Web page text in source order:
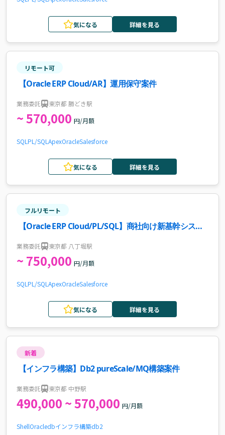
気になる 詳細を見る
リモート可
【Oracle ERP Cloud/AR】運用保守案件
業務委託 東京都 勝どき駅
~ 570,000 円/月額
SQL PL/SQL ApexOracleSalesforce
気になる 詳細を見る
フルリモート
【Oracle ERP Cloud/PL/SQL】商社向け新基幹システ
業務委託 東京都 八丁堀駅
~ 750,000 円/月額
SQL PL/SQL ApexOracleSalesforce
気になる 詳細を見る
新着
【インフラ構築】Db2 pureScale/MQ構築案件
業務委託 東京都 中野駅
490,000 ~ 570,000 円/月額
ShellOracledbインフラ構築db2